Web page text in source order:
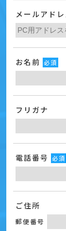
メールアドレ
お名前 必須
フリガナ
電話番号 必須
ご住所
郵便番号